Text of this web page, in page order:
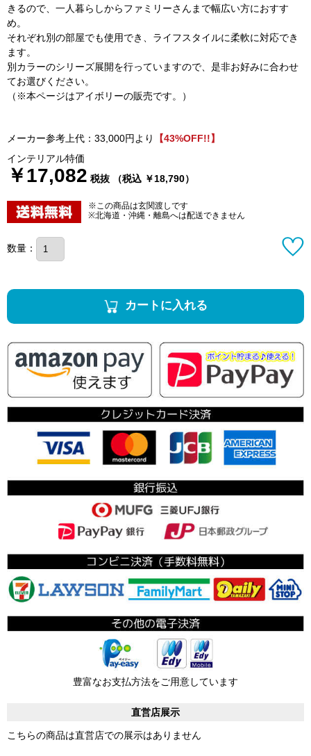
きるので、一人暮らしからファミリーさんまで幅広い方におすす
め。
それぞれ別の部屋でも使用でき、ライフスタイルに柔軟に対応でき
ます。
別カラーのシリーズ展開を行っていますので、是非お好みに合わせ
てお選びください。
（※本ページはアイボリーの販売です。）
メーカー参考上代：33,000円より
【43%OFF!!】
インテリアル特価
￥17,082 税抜 （税込 ￥18,790）
※この商品は玄関渡しです
※北海道・沖縄・離島へは配送できません
数量：
カートに入れる
豊富なお支払方法をご用意しています
直営店展示
こちらの商品は直営店での展示はありません